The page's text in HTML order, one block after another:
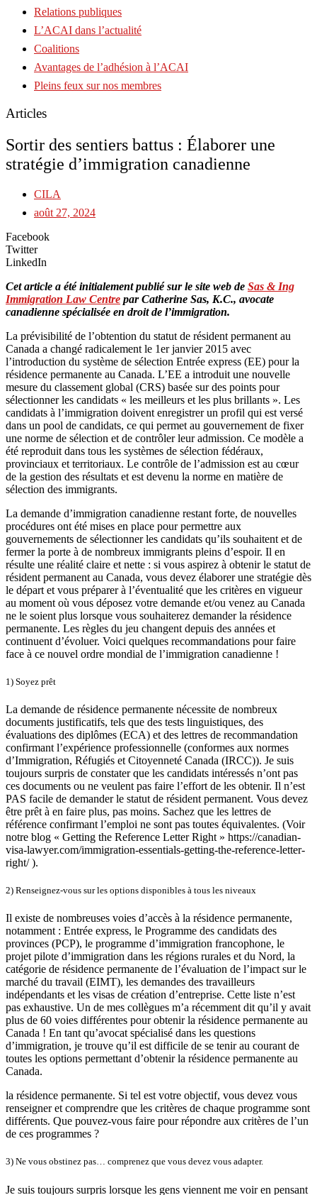
Relations publiques
L’ACAI dans l’actualité
Coalitions
Avantages de l’adhésion à l’ACAI
Pleins feux sur nos membres
Articles
Sortir des sentiers battus : Élaborer une
stratégie d’immigration canadienne
CILA
août 27, 2024
Facebook
Twitter
LinkedIn
Cet article a été initialement publié sur le site web de Sas & Ing
Immigration Law Centre par Catherine Sas, K.C., avocate
canadienne spécialisée en droit de l’immigration.
La prévisibilité de l’obtention du statut de résident permanent au
Canada a changé radicalement le 1er janvier 2015 avec
l’introduction du système de sélection Entrée express (EE) pour la
résidence permanente au Canada. L’EE a introduit une nouvelle
mesure du classement global (CRS) basée sur des points pour
sélectionner les candidats « les meilleurs et les plus brillants ». Les
candidats à l’immigration doivent enregistrer un profil qui est versé
dans un pool de candidats, ce qui permet au gouvernement de fixer
une norme de sélection et de contrôler leur admission. Ce modèle a
été reproduit dans tous les systèmes de sélection fédéraux,
provinciaux et territoriaux. Le contrôle de l’admission est au cœur
de la gestion des résultats et est devenu la norme en matière de
sélection des immigrants.
La demande d’immigration canadienne restant forte, de nouvelles
procédures ont été mises en place pour permettre aux
gouvernements de sélectionner les candidats qu’ils souhaitent et de
fermer la porte à de nombreux immigrants pleins d’espoir. Il en
résulte une réalité claire et nette : si vous aspirez à obtenir le statut de
résident permanent au Canada, vous devez élaborer une stratégie dès
le départ et vous préparer à l’éventualité que les critères en vigueur
au moment où vous déposez votre demande et/ou venez au Canada
ne le soient plus lorsque vous souhaiterez demander la résidence
permanente. Les règles du jeu changent depuis des années et
continuent d’évoluer. Voici quelques recommandations pour faire
face à ce nouvel ordre mondial de l’immigration canadienne !
1) Soyez prêt
La demande de résidence permanente nécessite de nombreux
documents justificatifs, tels que des tests linguistiques, des
évaluations des diplômes (ECA) et des lettres de recommandation
confirmant l’expérience professionnelle (conformes aux normes
d’Immigration, Réfugiés et Citoyenneté Canada (IRCC)). Je suis
toujours surpris de constater que les candidats intéressés n’ont pas
ces documents ou ne veulent pas faire l’effort de les obtenir. Il n’est
PAS facile de demander le statut de résident permanent. Vous devez
être prêt à en faire plus, pas moins. Sachez que les lettres de
référence confirmant l’emploi ne sont pas toutes équivalentes. (Voir
notre blog « Getting the Reference Letter Right » https://canadian-
visa-lawyer.com/immigration-essentials-getting-the-reference-letter-
right/ ).
2) Renseignez-vous sur les options disponibles à tous les niveaux
Il existe de nombreuses voies d’accès à la résidence permanente,
notamment : Entrée express, le Programme des candidats des
provinces (PCP), le programme d’immigration francophone, le
projet pilote d’immigration dans les régions rurales et du Nord, la
catégorie de résidence permanente de l’évaluation de l’impact sur le
marché du travail (EIMT), les demandes des travailleurs
indépendants et les visas de création d’entreprise. Cette liste n’est
pas exhaustive. Un de mes collègues m’a récemment dit qu’il y avait
plus de 60 voies différentes pour obtenir la résidence permanente au
Canada ! En tant qu’avocat spécialisé dans les questions
d’immigration, je trouve qu’il est difficile de se tenir au courant de
toutes les options permettant d’obtenir la résidence permanente au
Canada.
la résidence permanente. Si tel est votre objectif, vous devez vous
renseigner et comprendre que les critères de chaque programme sont
différents. Que pouvez-vous faire pour répondre aux critères de l’un
de ces programmes ?
3) Ne vous obstinez pas… comprenez que vous devez vous adapter.
Je suis toujours surpris lorsque les gens viennent me voir en pensant